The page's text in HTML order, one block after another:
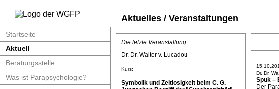
Startseite
Aktuell
Beratungsstelle
Was ist Parapsychologie?
Aktuelles / Veranstaltungen
Die letzte Veranstaltung:
Dr. Dr. Walter v. Lucadou
Kurs:
Symbolik und Zeitlosigkeit beim C. G.
Dr. Dr.
Spuk –
Der